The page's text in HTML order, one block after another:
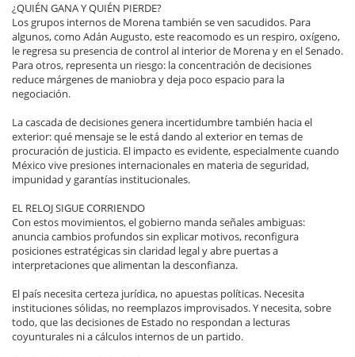
¿QUIÉN GANA Y QUIÉN PIERDE?
Los grupos internos de Morena también se ven sacudidos. Para
algunos, como Adán Augusto, este reacomodo es un respiro, oxígeno,
le regresa su presencia de control al interior de Morena y en el Senado.
Para otros, representa un riesgo: la concentración de decisiones
reduce márgenes de maniobra y deja poco espacio para la
negociación.
La cascada de decisiones genera incertidumbre también hacia el
exterior: qué mensaje se le está dando al exterior en temas de
procuración de justicia. El impacto es evidente, especialmente cuando
México vive presiones internacionales en materia de seguridad,
impunidad y garantías institucionales.
EL RELOJ SIGUE CORRIENDO
Con estos movimientos, el gobierno manda señales ambiguas:
anuncia cambios profundos sin explicar motivos, reconfigura
posiciones estratégicas sin claridad legal y abre puertas a
interpretaciones que alimentan la desconfianza.
El país necesita certeza jurídica, no apuestas políticas. Necesita
instituciones sólidas, no reemplazos improvisados. Y necesita, sobre
todo, que las decisiones de Estado no respondan a lecturas
coyunturales ni a cálculos internos de un partido.